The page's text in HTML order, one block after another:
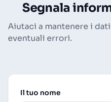
Segnala
Aiutaci a mantenere i
eventuali errori.
Il tuo nome